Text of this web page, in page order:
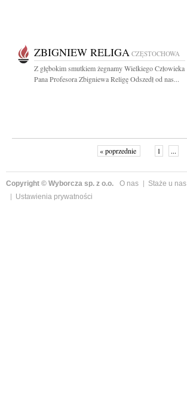
ZBIGNIEW RELIGA CZĘSTOCHOWA
Z głębokim smutkiem żegnamy Wielkiego Człowieka
Pana Profesora Zbigniewa Religę Odszedł od nas...
« poprzednie 1 ...
Copyright © Wyborcza sp. z o.o. O nas Staże u nas
Ustawienia prywatności